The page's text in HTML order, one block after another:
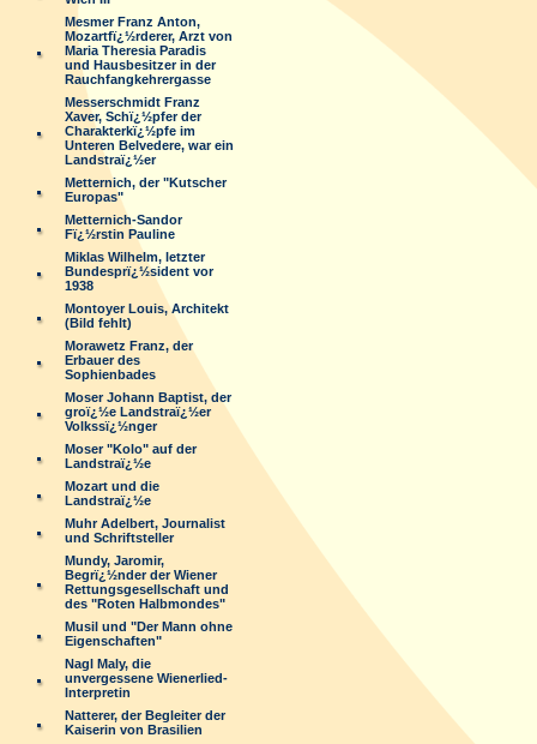
Mesmer Franz Anton,
Mozartfï¿½rderer, Arzt von
Maria Theresia Paradis
und Hausbesitzer in der
Rauchfangkehrergasse
Messerschmidt Franz
Xaver, Schï¿½pfer der
Charakterkï¿½pfe im
Unteren Belvedere, war ein
Landstraï¿½er
Metternich, der "Kutscher
Europas"
Metternich-Sandor
Fï¿½rstin Pauline
Miklas Wilhelm, letzter
Bundesprï¿½sident vor
1938
Montoyer Louis, Architekt
(Bild fehlt)
Morawetz Franz, der
Erbauer des
Sophienbades
Moser Johann Baptist, der
groï¿½e Landstraï¿½er
Volkssï¿½nger
Moser "Kolo" auf der
Landstraï¿½e
Mozart und die
Landstraï¿½e
Muhr Adelbert, Journalist
und Schriftsteller
Mundy, Jaromir,
Begrï¿½nder der Wiener
Rettungsgesellschaft und
des "Roten Halbmondes"
Musil und "Der Mann ohne
Eigenschaften"
Nagl Maly, die
unvergessene Wienerlied-
Interpretin
Natterer, der Begleiter der
Kaiserin von Brasilien